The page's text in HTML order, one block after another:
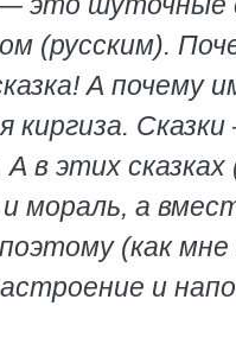
(русским).
А почему
киргиза.
в этих
мораль, а
(как мне
и